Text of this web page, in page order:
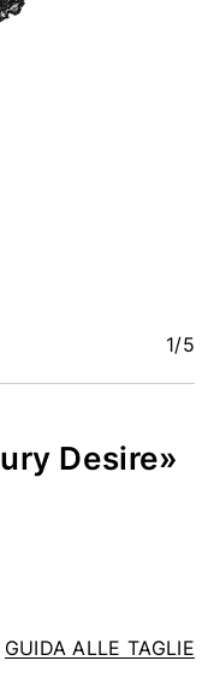
1/5
Desire»
GUIDA ALLE TAGLIE